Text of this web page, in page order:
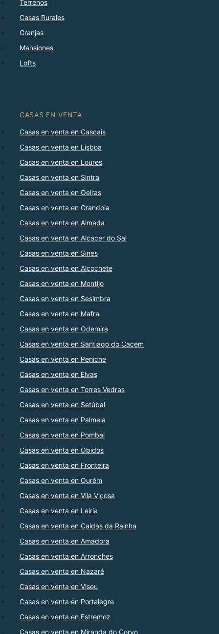
Terrenos
Casas Rurales
Granjas
Mansiones
Lofts
CASAS EN VENTA
Casas en venta en Cascais
Casas en venta en Lisboa
Casas en venta en Loures
Casas en venta en Sintra
Casas en venta en Oeiras
Casas en venta en Grandola
Casas en venta en Almada
Casas en venta en Alcacer do Sal
Casas en venta en Sines
Casas en venta en Alcochete
Casas en venta en Montijo
Casas en venta en Sesimbra
Casas en venta en Mafra
Casas en venta en Odemira
Casas en venta en Santiago do Cacem
Casas en venta en Peniche
Casas en venta en Elvas
Casas en venta en Torres Vedras
Casas en venta en Setúbal
Casas en venta en Palmela
Casas en venta en Pombal
Casas en venta en Obidos
Casas en venta en Fronteira
Casas en venta en Ourém
Casas en venta en Vila Viçosa
Casas en venta en Leiria
Casas en venta en Caldas da Rainha
Casas en venta en Amadora
Casas en venta en Arronches
Casas en venta en Nazaré
Casas en venta en Viseu
Casas en venta en Portalegre
Casas en venta en Estremoz
Casas en venta en Miranda do Corvo